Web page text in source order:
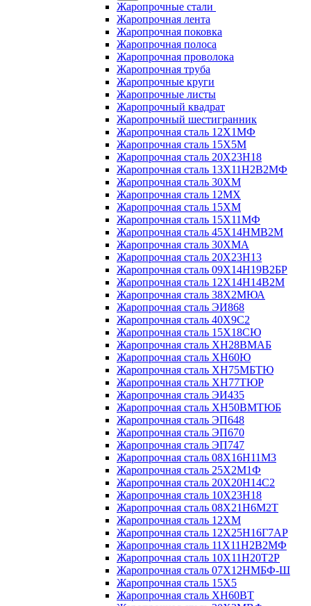
Жаропрочные стали
Жаропрочная лента
Жаропрочная поковка
Жаропрочная полоса
Жаропрочная проволока
Жаропрочная труба
Жаропрочные круги
Жаропрочные листы
Жаропрочный квадрат
Жаропрочный шестигранник
Жаропрочная сталь 12Х1МФ
Жаропрочная сталь 15Х5М
Жаропрочная сталь 20Х23Н18
Жаропрочная сталь 13Х11Н2В2МФ
Жаропрочная сталь 30ХМ
Жаропрочная сталь 12МХ
Жаропрочная сталь 15ХМ
Жаропрочная сталь 15Х11МФ
Жаропрочная сталь 45Х14НМВ2М
Жаропрочная сталь 30ХМА
Жаропрочная сталь 20Х23Н13
Жаропрочная сталь 09Х14Н19В2БР
Жаропрочная сталь 12Х14Н14В2М
Жаропрочная сталь 38Х2МЮА
Жаропрочная сталь ЭИ868
Жаропрочная сталь 40Х9С2
Жаропрочная сталь 15Х18СЮ
Жаропрочная сталь ХН28ВМАБ
Жаропрочная сталь ХН60Ю
Жаропрочная сталь ХН75МБТЮ
Жаропрочная сталь ХН77ТЮР
Жаропрочная сталь ЭИ435
Жаропрочная сталь ХН50ВМТЮБ
Жаропрочная сталь ЭП648
Жаропрочная сталь ЭП670
Жаропрочная сталь ЭП747
Жаропрочная сталь 08Х16Н11М3
Жаропрочная сталь 25Х2М1Ф
Жаропрочная сталь 20Х20Н14С2
Жаропрочная сталь 10Х23Н18
Жаропрочная сталь 08Х21Н6М2Т
Жаропрочная сталь 12ХМ
Жаропрочная сталь 12Х25Н16Г7АР
Жаропрочная сталь 11Х11Н2В2МФ
Жаропрочная сталь 10Х11Н20Т2Р
Жаропрочная сталь 07Х12НМБФ-Ш
Жаропрочная сталь 15Х5
Жаропрочная сталь ХН60ВТ